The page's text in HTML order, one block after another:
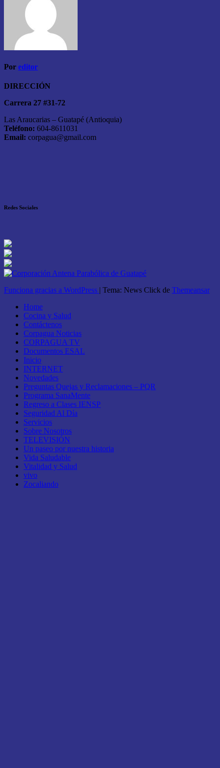
Por editor
DIRECCIÓN
Carrera 27 #31-72
Las Araucarias – Guatapé (Antioquia)
Teléfono: 604-8611031
Email: corpagua@gmail.com
Redes Sociales
Funciona gracias a WordPress | Tema: News Click de Themeansar
Home
Cocina y Salud
Contáctenos
Corpagua Noticias
CORPAGUA TV
Documentos ESAL
Inicio
INTERNET
Novedades
Preguntas Quejas y Reclamaciones – PQR
Programa SanaMente
Regreso a Clases IENSP
Seguridad Al Día
Servicios
Sobre Nosotros
TELEVISIÓN
Un paseo por nuestra historia
Vida Saludable
Vitalidad y Salud
vivo
Zocaliando